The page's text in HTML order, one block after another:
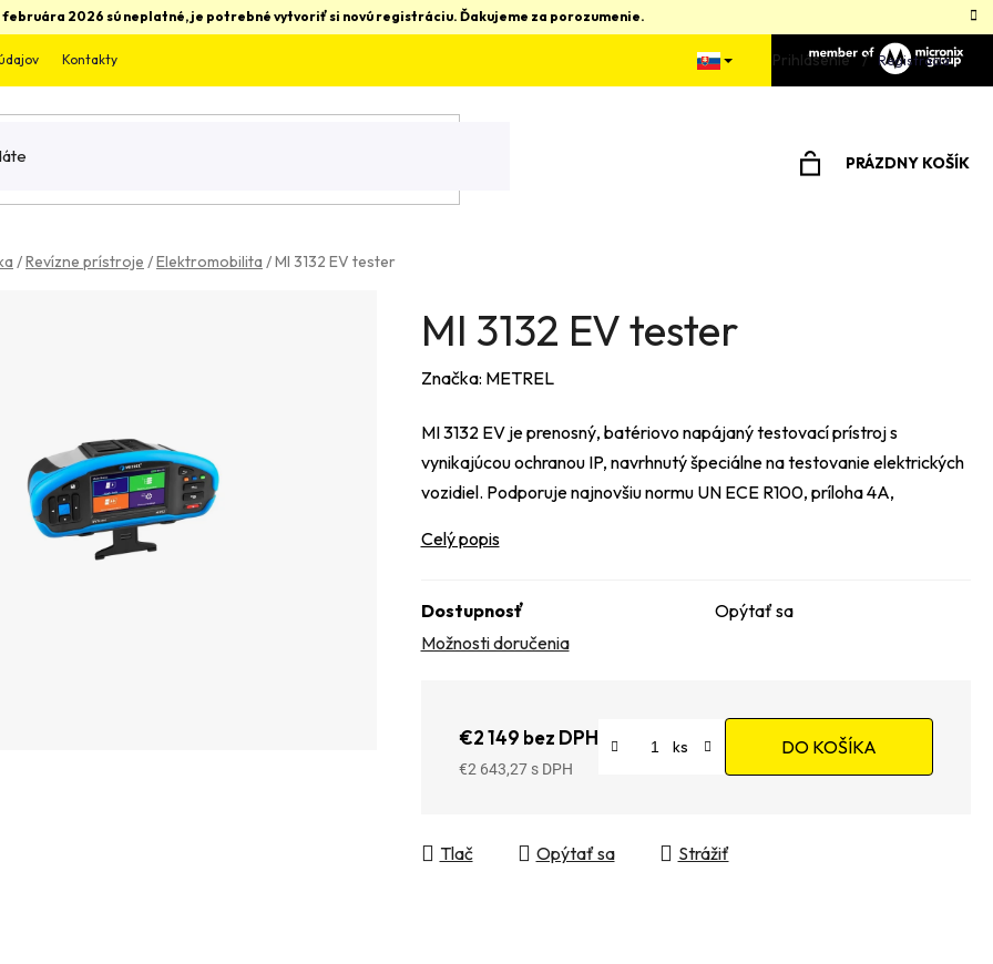
2026 sú neplatné, je potrebné vytvoriť si novú registráciu. Ďakujeme za porozumenie.
Kontakty Prihlásenie Registrácia
PRÁZDNY KOŠÍK
/Revízne prístroje /Elektromobilita /MI 3132 EV tester
MI 3132 EV tester
Značka: METREL
MI 3132 EV je prenosný, batériovo napájaný testovací prístroj s
vynikajúcou ochranou IP, navrhnutý špeciálne na testovanie elektrických
vozidiel. Podporuje najnovšiu normu UN ECE R100, príloha 4A,
Celý popis
Dostupnosť
Opýtať sa
Možnosti doručenia
€2 149 bez DPH
€2 643,27
DO KOŠÍKA
Tlač Opýtať sa Strážiť